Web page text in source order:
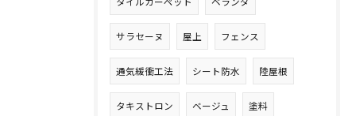
サラセーヌ 屋上 フェンス
通気緩衝工法 シート防水 陸屋根
タキストロン ベージュ 塗料